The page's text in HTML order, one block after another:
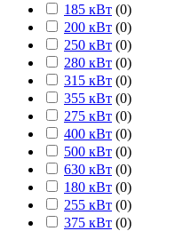
185 кВт (0)
200 кВт (0)
250 кВт (0)
280 кВт (0)
315 кВт (0)
355 кВт (0)
275 кВт (0)
400 кВт (0)
500 кВт (0)
630 кВт (0)
180 кВт (0)
255 кВт (0)
375 кВт (0)